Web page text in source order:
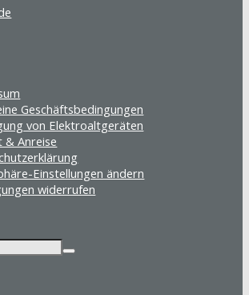
Geschäftsbedingungen
von Elektroaltgeräten
& Anreise
Einstellungen ändern
widerrufen